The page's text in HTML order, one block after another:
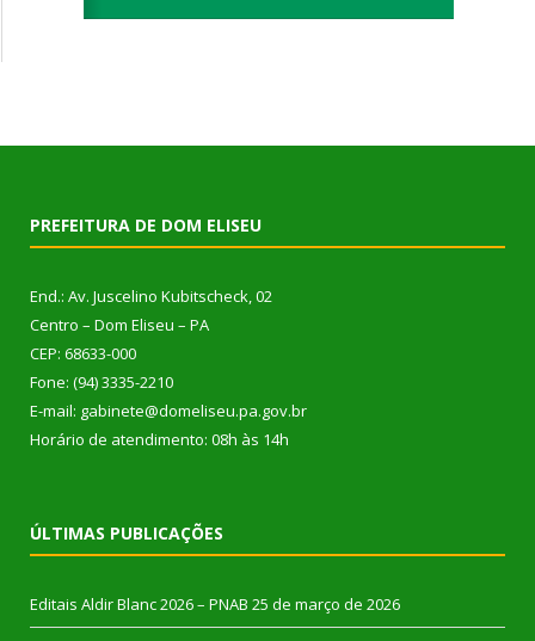
PREFEITURA DE DOM ELISEU
End.: Av. Juscelino Kubitscheck, 02
Centro – Dom Eliseu – PA
CEP: 68633-000
Fone: (94) 3335-2210
E-mail: gabinete@domeliseu.pa.gov.br
Horário de atendimento: 08h às 14h
ÚLTIMAS PUBLICAÇÕES
Editais Aldir Blanc 2026 – PNAB 25 de março de 2026